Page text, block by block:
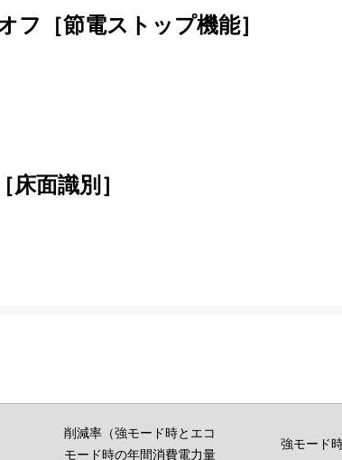
フ［節電ストップ機能］
面識別］
削減率（強モード時とエコ
モード時の年間消費電力量
強モード